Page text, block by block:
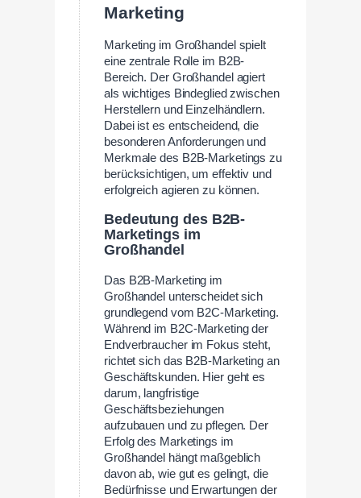
Marketing
Marketing im Großhandel spielt
eine zentrale Rolle im B2B-
Bereich. Der Großhandel agiert
als wichtiges Bindeglied zwischen
Herstellern und Einzelhändlern.
Dabei ist es entscheidend, die
besonderen Anforderungen und
Merkmale des B2B-Marketings zu
berücksichtigen, um effektiv und
erfolgreich agieren zu können.
Bedeutung des B2B-
Marketings im
Großhandel
Das B2B-Marketing im
Großhandel unterscheidet sich
grundlegend vom B2C-Marketing.
Während im B2C-Marketing der
Endverbraucher im Fokus steht,
richtet sich das B2B-Marketing an
Geschäftskunden. Hier geht es
darum, langfristige
Geschäftsbeziehungen
aufzubauen und zu pflegen. Der
Erfolg des Marketings im
Großhandel hängt maßgeblich
davon ab, wie gut es gelingt, die
Bedürfnisse und Erwartungen der